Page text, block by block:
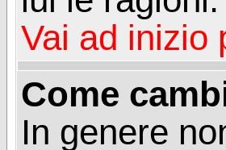
Vai ad inizio
Come
In genere